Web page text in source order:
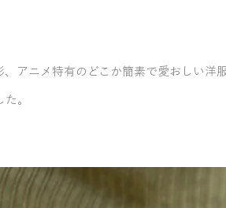
アニメ特有のどこか簡素で愛おしい洋
。​​